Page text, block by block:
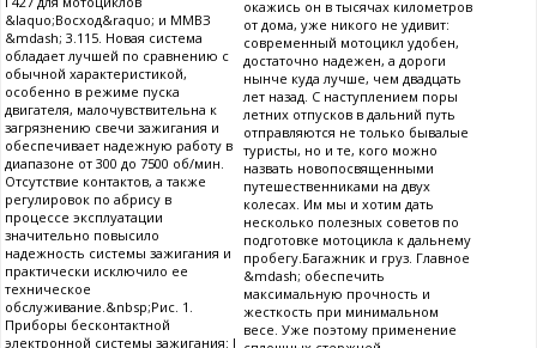
&laquo;Восход&raquo; и ММВЗ
&mdash; 3.115. Новая система
обладает лучшей по сравнению с
обычной характеристикой,
особенно в режиме пуска
двигателя, малочувствительна к
загрязнению свечи зажигания и
обеспечивает надежную работу в
диапазоне от 300 до 7500 об/мин.
Отсутствие контактов, а также
регулировок по абрису в
процессе эксплуатации
значительно повысило
надежность системы зажигания и
практически исключило ее
техническое
обслуживание.&nbsp;Рис. 1.
Приборы бесконтактной
электронной системы зажигания: I
окажись он в тысячах километров
от дома, уже никого не удивит:
современный мотоцикл удобен,
достаточно надежен, а дороги
нынче куда лучше, чем двадцать
лет назад. С наступлением поры
летних отпусков в дальний путь
отправляются не только бывалые
туристы, но и те, кого можно
назвать новопосвященными
путешественниками на двух
колесах. Им мы и хотим дать
несколько полезных советов по
подготовке мотоцикла к дальнему
пробегу.Багажник и груз. Главное
&mdash; обеспечить
максимальную прочность и
жесткость при минимальном
весе. Уже поэтому применение